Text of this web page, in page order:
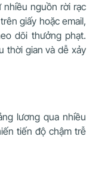
nhiều nguồn rời rạc
giấy hoặc email,
dõi thưởng phạt.
thời gian và dễ xảy
lương qua nhiều
tiến độ chậm trễ